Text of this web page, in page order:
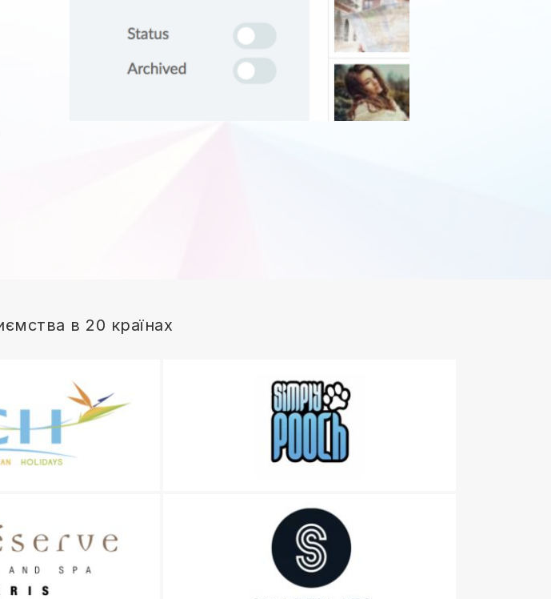
в 20 країнах